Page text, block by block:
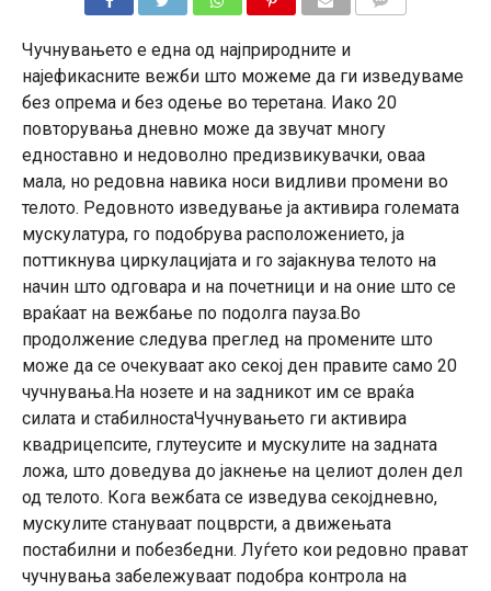
Чучнувањето е една од најприродните и
најефикасните вежби што можеме да ги изведуваме
без опрема и без одење во теретана. Иако 20
повторувања дневно може да звучат многу
едноставно и недоволно предизвикувачки, оваа
мала, но редовна навика носи видливи промени во
телото. Редовното изведување ја активира големата
мускулатура, го подобрува расположението, ја
поттикнува циркулацијата и го зајакнува телото на
начин што одговара и на почетници и на оние што се
враќаат на вежбање по подолга пауза.Во
продолжение следува преглед на промените што
може да се очекуваат ако секој ден правите само 20
чучнувања.На нозете и на задникот им се враќа
силата и стабилностаЧучнувањето ги активира
квадрицепсите, глутеусите и мускулите на задната
ложа, што доведува до јакнење на целиот долен дел
од телото. Кога вежбата се изведува секојдневно,
мускулите стануваат поцврсти, а движењата
постабилни и побезбедни. Луѓето кои редовно прават
чучнувања забележуваат подобра контрола на